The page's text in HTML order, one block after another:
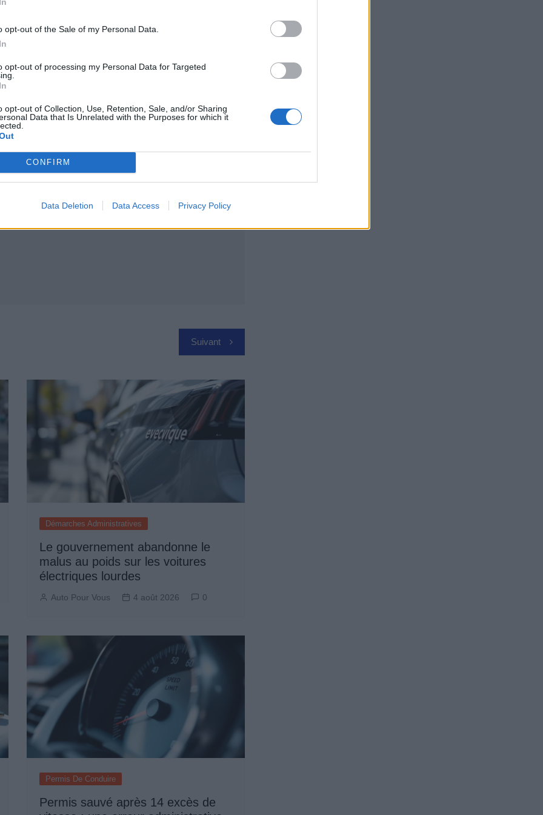
opt-out of the Sale of my Personal Data.
opt-out of processing my Personal Data for Targeted
opt-out of Collection, Use, Retention, Sale, and/or Sharing
Data that Is Unrelated with the Purposes for which it
CONFIRM
Data Deletion Data Access Privacy Policy
sont à craindre. Des tentatives
ont reçu des mails officiels évoquant un «
Ces messages, qui proviennent du
à effectuer dans ce contexte. Ils mettent en
qui pourrait être une tentative de fraude.
ces messages frauduleux. Toute communication
malfaiteurs n’utilisent les données dérobées pour
Suivant
Démarches Administratives
Le gouvernement abandonne le
malus au poids sur les voitures
électriques lourdes
Auto Pour Vous 4 août 2026 0
Permis De Conduire
Permis sauvé après 14 excès de